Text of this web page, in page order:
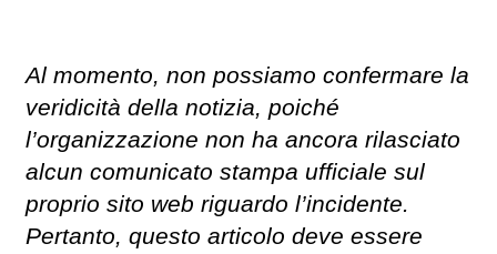
Al momento, non possiamo confermare la
veridicità della notizia, poiché
l’organizzazione non ha ancora rilasciato
alcun comunicato stampa ufficiale sul
proprio sito web riguardo l’incidente.
Pertanto, questo articolo deve essere